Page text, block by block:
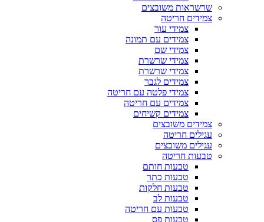
שרשראות משובצים
צמידים חריטה
צמידי עור
צמידים עם תמונה
צמידי שם
צמידי שרשרת
צמידי שרשרת
צמידים לגבר
צמידי פלטה עם חריטה
צמידים עם חריטה
צמידים קשיחים
צמידים משובצים
עגילים חריטה
עגילים משובצים
טבעות חריטה
טבעות חותם
טבעות כתר
טבעות חלקות
טבעות לב
טבעות עם חריטה
טבעות פס